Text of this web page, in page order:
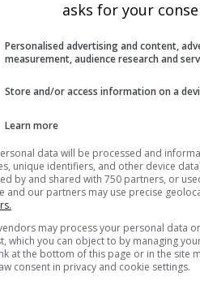
animation montre le
la foudre. Données fournies par
peut être invisible pour le radar.
Chili
asks for your
Personalised advertising and content,
measurement, audience research and
Store and/or access information on a
Learn more
data will be processed and
unique identifiers, and other device
by and shared with 750 partners, or
and our partners may use precise
may process your personal data
which you can object to by managing
at the bottom of this page or in the site
consent in privacy and cookie settings.